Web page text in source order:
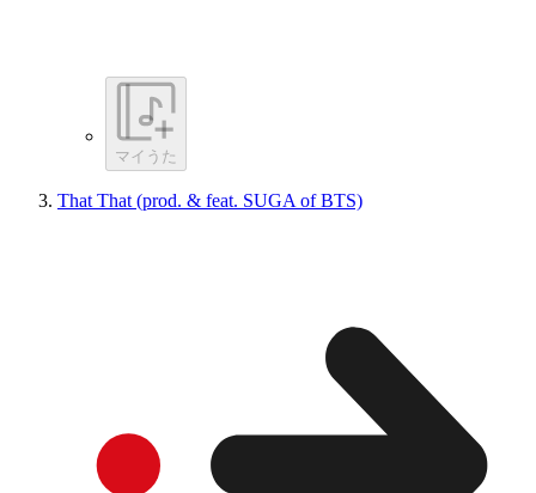
マイうた
That That (prod. & feat. SUGA of BTS)